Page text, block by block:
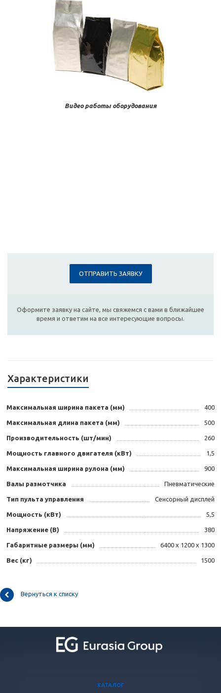
Видео работы оборудования
ОТПРАВИТЬ ЗАЯВКУ
Оформите заявку на сайте, мы свяжемся с вами в ближайшее
время и ответим на все интересующие вопросы.
Характеристики
Максимальная ширина пакета (мм) 400
Максимальная длина пакета (мм) 500
Производительность (шт/мин) 260
Мощность главного двигателя (кВт) 1,5
Максимальная ширина рулона (мм) 900
Валы размотчика Пневматические
Тип пульта управления Сенсорный дисплей
Мощность (кВт) 5,5
Напряжение (В) 380
Габаритные размеры (мм) 6400 х 1200 х 1300
Вес (кг) 1500
Вернуться к списку
КАТАЛОГ